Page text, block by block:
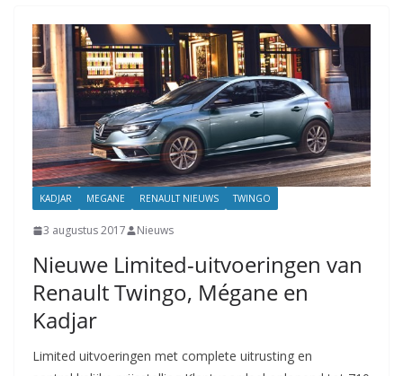
KADJAR MEGANE RENAULT NIEUWS TWINGO
3 augustus 2017 Nieuws
Nieuwe Limited-uitvoeringen van
Renault Twingo, Mégane en
Kadjar
Limited uitvoeringen met complete uitrusting en